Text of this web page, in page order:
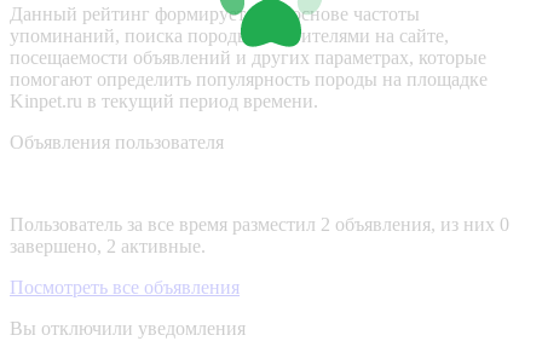
Данный рейтинг формируется на основе частоты
упоминаний, поиска породы посетителями на сайте,
посещаемости объявлений и других параметрах, которые
помогают определить популярность породы на площадке
Kinpet.ru в текущий период времени.
Объявления пользователя
Пользователь за все время разместил 2 объявления, из них 0
завершено, 2 активные.
Посмотреть все объявления
Вы отключили уведомления